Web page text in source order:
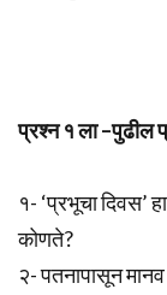
प्रश्न १ ला –पुढील
१- ‘प्रभूचा दिवस’
कोणते?
२- पतनापासून